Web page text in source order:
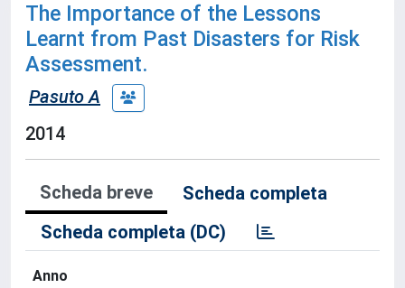
The Importance of the Lessons
Learnt from Past Disasters for Risk
Assessment.
Pasuto A
2014
Scheda breve
Scheda completa
Scheda completa (DC)
Anno